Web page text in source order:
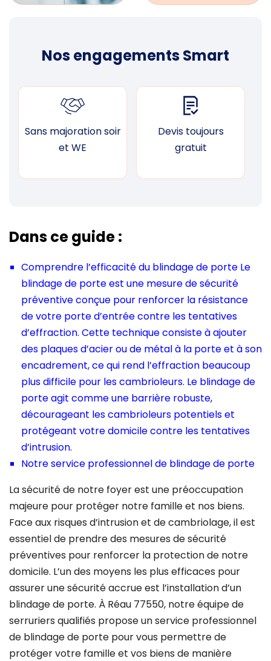
Nos engagements Smart
Sans majoration soir
et WE
Devis toujours
gratuit
Dans ce guide :
Comprendre l’efficacité du blindage de porte Le
blindage de porte est une mesure de sécurité
préventive conçue pour renforcer la résistance
de votre porte d’entrée contre les tentatives
d’effraction. Cette technique consiste à ajouter
des plaques d’acier ou de métal à la porte et à son
encadrement, ce qui rend l’effraction beaucoup
plus difficile pour les cambrioleurs. Le blindage de
porte agit comme une barrière robuste,
décourageant les cambrioleurs potentiels et
protégeant votre domicile contre les tentatives
d’intrusion.
Notre service professionnel de blindage de porte
La sécurité de notre foyer est une préoccupation
majeure pour protéger notre famille et nos biens.
Face aux risques d’intrusion et de cambriolage, il est
essentiel de prendre des mesures de sécurité
préventives pour renforcer la protection de notre
domicile. L’un des moyens les plus efficaces pour
assurer une sécurité accrue est l’installation d’un
blindage de porte. À Réau 77550, notre équipe de
serruriers qualifiés propose un service professionnel
de blindage de porte pour vous permettre de
protéger votre famille et vos biens de manière